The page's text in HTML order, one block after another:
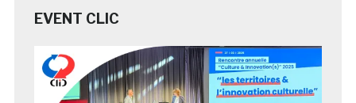
EVENT CLIC